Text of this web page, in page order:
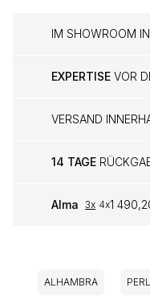
IM SHOWROOM IN
EXPERTISE VOR
VERSAND
14 TAGE
Alma 3x 4x1
ALHAMBRA